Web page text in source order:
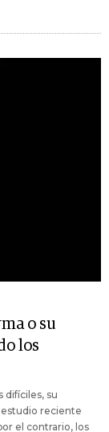
o su
los
difíciles, su
reciente
el contrario, los